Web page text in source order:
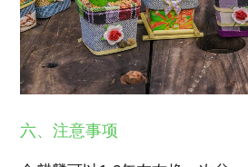
六、注意事项